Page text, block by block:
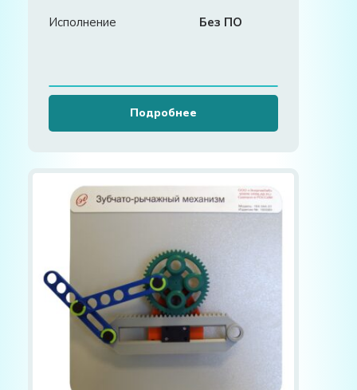
Исполнение Без ПО
Подробнее